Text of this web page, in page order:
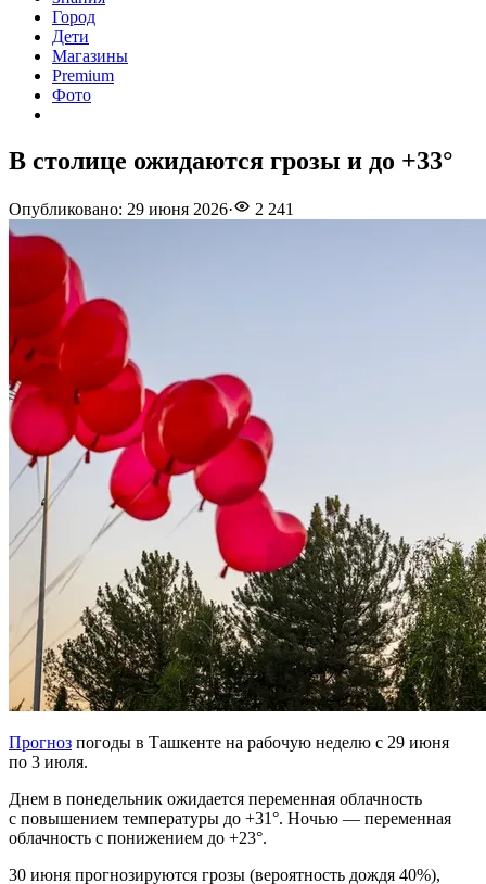
Город
Дети
Магазины
Premium
Фото
В столице ожидаются грозы и до +33°
Опубликовано: 29 июня 2026· 2 241
Прогноз погоды в Ташкенте на рабочую неделю с 29 июня
по 3 июля.
Днем в понедельник ожидается переменная облачность
с повышением температуры до +31°. Ночью — переменная
облачность с понижением до +23°.
30 июня прогнозируются грозы (вероятность дождя 40%),